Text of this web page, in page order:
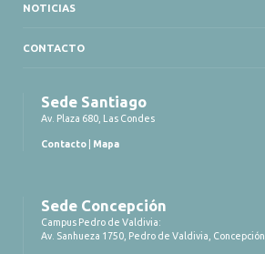
NOTICIAS
CONTACTO
Sede Santiago
Av. Plaza 680, Las Condes
Contacto Mapa
Sede Concepción
Campus Pedro de Valdivia:
Av. Sanhueza 1750, Pedro de Valdivia, Concepción